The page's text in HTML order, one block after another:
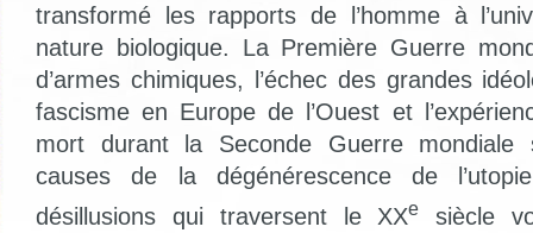
transformé les rapports de l’homme à
nature biologique. La Première Guerre
d’armes chimiques, l’échec des grandes
fascisme en Europe de l’Ouest et
mort durant la Seconde Guerre mondiale
causes de la dégénérescence de
désillusions qui traversent le XXe
siècle